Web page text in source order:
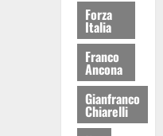
Forza
Italia
Franco
Ancona
Gianfranco
Chiarelli